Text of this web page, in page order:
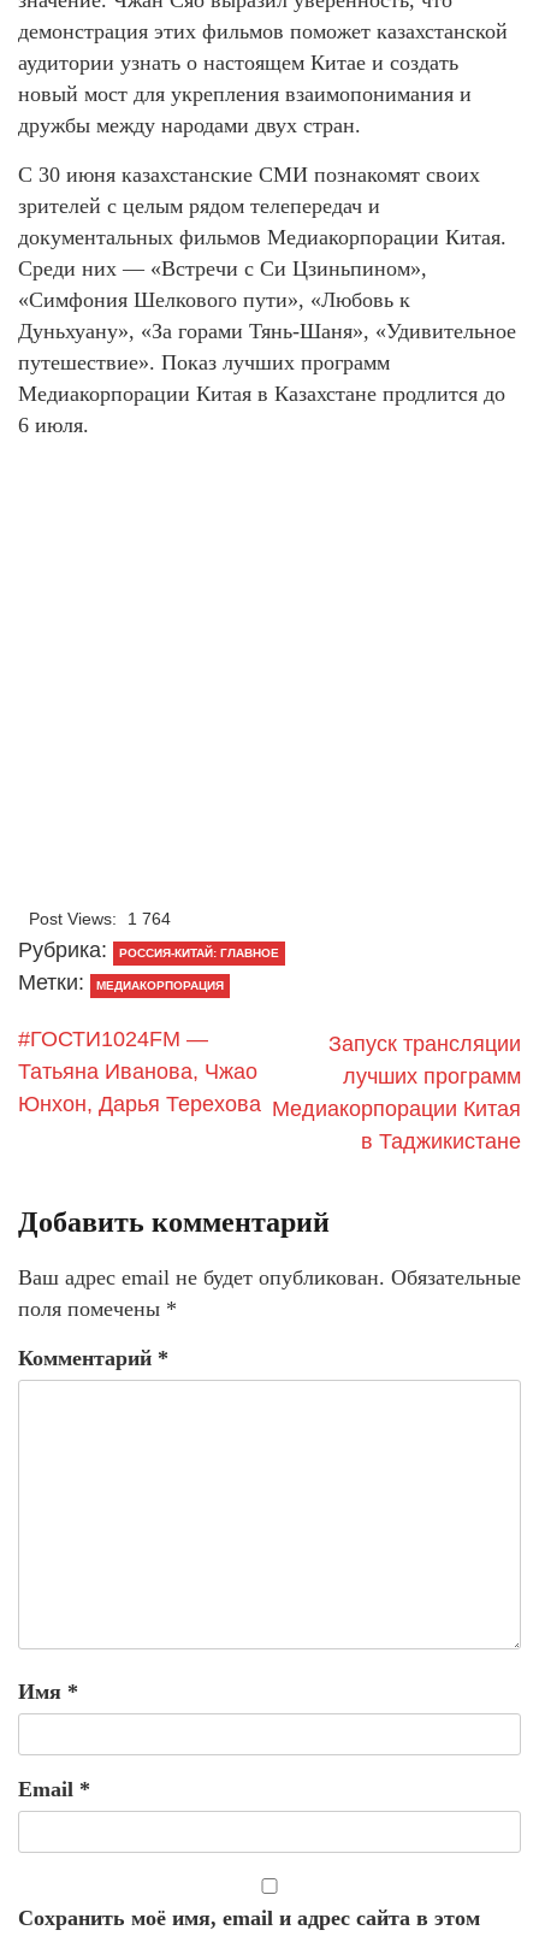
демонстрация этих фильмов поможет казахстанской
аудитории узнать о настоящем Китае и создать
новый мост для укрепления взаимопонимания и
дружбы между народами двух стран.
С 30 июня казахстанские СМИ познакомят своих
зрителей с целым рядом телепередач и
документальных фильмов Медиакорпорации Китая.
Среди них — «Встречи с Си Цзиньпином»,
«Симфония Шелкового пути», «Любовь к
Дуньхуану», «За горами Тянь-Шаня», «Удивительное
путешествие». Показ лучших программ
Медиакорпорации Китая в Казахстане продлится до
6 июля.
Post Views: 1 764
Рубрика: РОССИЯ-КИТАЙ: ГЛАВНОЕ
Метки: МЕДИАКОРПОРАЦИЯ
#ГОСТИ1024FM —
Татьяна Иванова, Чжао
Юнхон, Дарья Терехова
Запуск трансляции
лучших программ
Медиакорпорации Китая
в Таджикистане
Добавить комментарий
Ваш адрес email не будет опубликован. Обязательные
поля помечены *
Комментарий *
Имя *
Email *
Сохранить моё имя, email и адрес сайта в этом